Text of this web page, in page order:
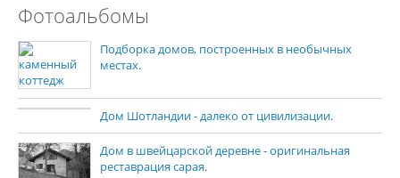
Фотоальбомы
Подборка домов, построенных в необычных
местах.
Дом Шотландии - далеко от цивилизации.
Дом в швейцарской деревне - оригинальная
реставрация сарая.